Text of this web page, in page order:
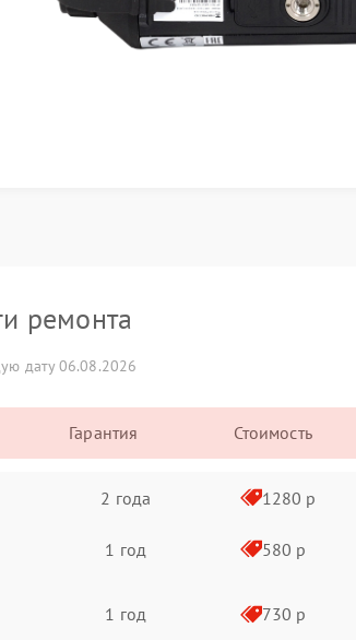
ремонта
дату 06.08.2026
Гарантия Стоимость
2 года 1280 р
1 год 580 р
1 год 730 р